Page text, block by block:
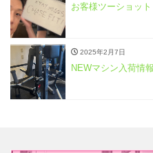
お客様ツーショット
2025年2月7日
NEWマシン入荷情報